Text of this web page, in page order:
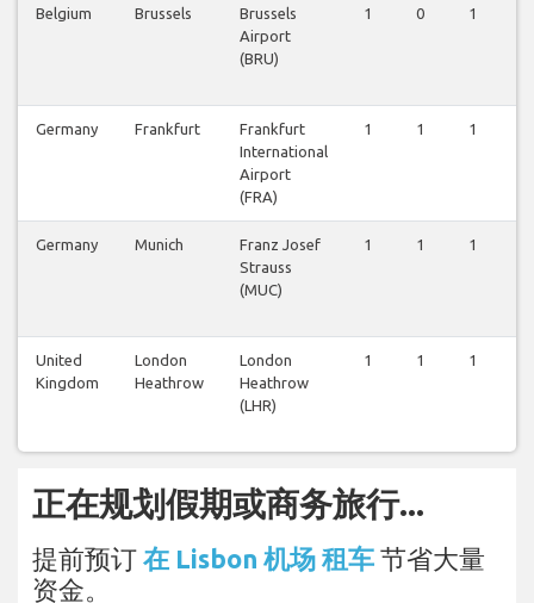
Belgium Brussels
Brussels
Airport
(BRU)
1 0 1
Germany Frankfurt
Frankfurt
International
Airport
(FRA)
1 1 1
Germany Munich
Franz Josef
Strauss
(MUC)
1 1 1
United
Kingdom
London
Heathrow
London
Heathrow
(LHR)
1 1 1
正在规划假期或商务旅行...
提前预订 在 Lisbon 机场 租车 节省大量
资金。